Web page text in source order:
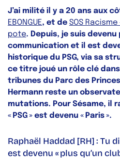
J’ai milité il y a 20 ans aux
EBONGUE, et de SOS
pote. Depuis, je suis
communication et il est
historique du PSG, via sa
ce titre joué un rôle clé
tribunes du Parc des
Hermann reste un
mutations. Pour Sésame, il
« PSG » est devenu « Paris ».
Raphaël Haddad [RH] : Tu
est devenu « plus qu’un